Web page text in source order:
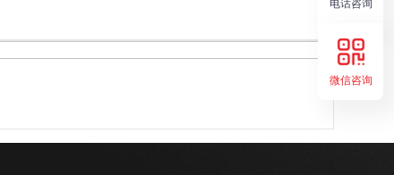
电话咨询
微信咨询